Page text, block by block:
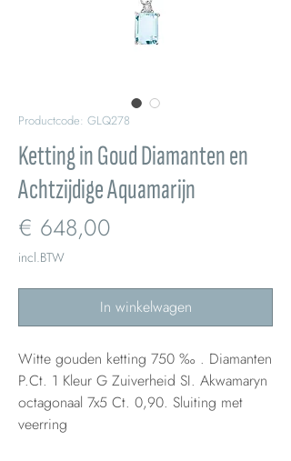
Productcode: GLQ278
Ketting in Goud Diamanten en
Achtzijdige Aquamarijn
€ 648,00
incl.BTW
In winkelwagen
Witte gouden ketting 750 ‰ . Diamanten
P.Ct. 1 Kleur G Zuiverheid SI. Akwamaryn
octagonaal 7x5 Ct. 0,90. Sluiting met
veerring